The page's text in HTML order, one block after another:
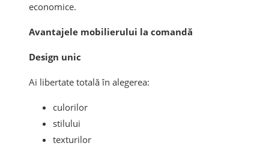
economice.
Avantajele mobilierului la comandă
Design unic
Ai libertate totală în alegerea:
culorilor
stilului
texturilor